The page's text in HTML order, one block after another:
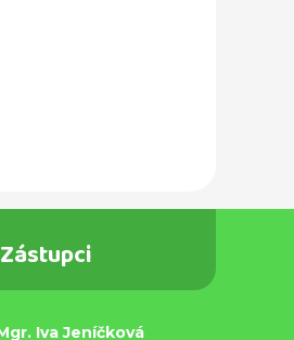
Zástupci
Iva Jeníčková